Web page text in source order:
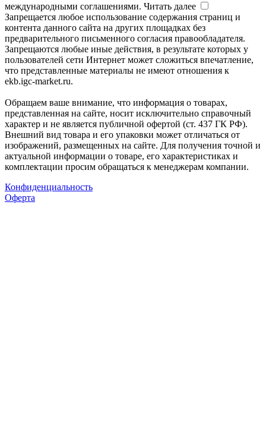
международными соглашениями. Читать далее
Запрещается любое использование содержания страниц и
контента данного сайта на других площадках без
предварительного письменного согласия правообладателя.
Запрещаются любые иные действия, в результате которых у
пользователей сети Интернет может сложиться впечатление,
что представленные материалы не имеют отношения к
ekb.igc-market.ru.
Обращаем ваше внимание, что информация о товарах,
представленная на сайте, носит исключительно справочный
характер и не является публичной офертой (ст. 437 ГК РФ).
Внешний вид товара и его упаковки может отличаться от
изображений, размещенных на сайте. Для получения точной и
актуальной информации о товаре, его характеристиках и
комплектации просим обращаться к менеджерам компании.
Конфиденциальность
Оферта